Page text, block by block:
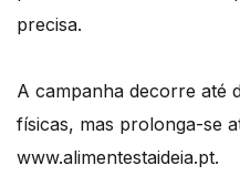
precisa.
A campanha decorre até
físicas, mas prolonga-se
www.alimentestaideia.pt.